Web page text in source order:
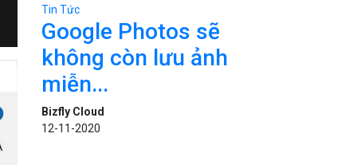
Tin Tức
Google Photos sẽ
không còn lưu ảnh
miễn...
Bizfly Cloud
12-11-2020